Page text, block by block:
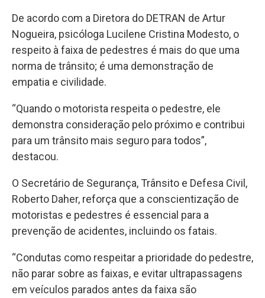
De acordo com a Diretora do DETRAN de Artur
Nogueira, psicóloga Lucilene Cristina Modesto, o
respeito à faixa de pedestres é mais do que uma
norma de trânsito; é uma demonstração de
empatia e civilidade.
“Quando o motorista respeita o pedestre, ele
demonstra consideração pelo próximo e contribui
para um trânsito mais seguro para todos”,
destacou.
O Secretário de Segurança, Trânsito e Defesa Civil,
Roberto Daher, reforça que a conscientização de
motoristas e pedestres é essencial para a
prevenção de acidentes, incluindo os fatais.
“Condutas como respeitar a prioridade do pedestre,
não parar sobre as faixas, e evitar ultrapassagens
em veículos parados antes da faixa são